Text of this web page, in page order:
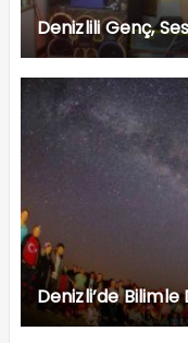
Denizlili Genç,
Denizli’de